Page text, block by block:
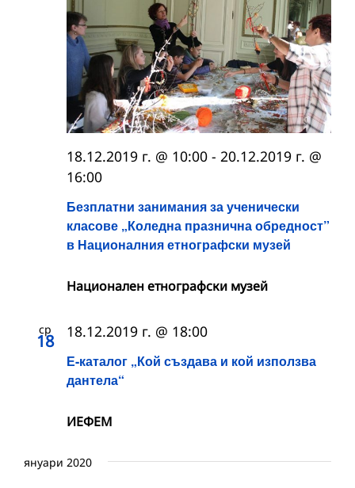
Безплатни занимания за ученически
класове „Коледна празнична обредност”
в Националния етнографски музей
18.12.2019 г. @ 10:00 - 20.12.2019 г. @
16:00
Национален етнографски музей
ср
18
Е-каталог „Кой създава и кой използва
дантела“
18.12.2019 г. @ 18:00
ИЕФЕМ
януари 2020